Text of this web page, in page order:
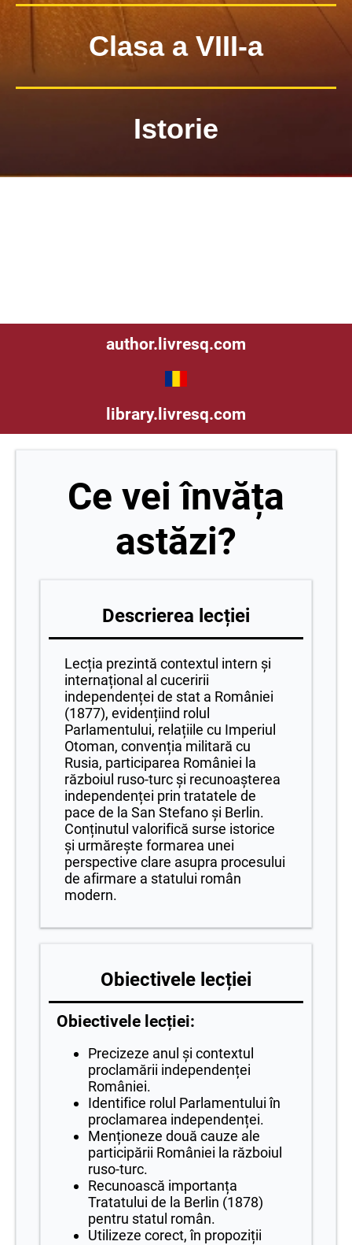
Clasa a VIII-a
Istorie
author.livresq.com
library.livresq.com
Ce vei învăța
astăzi?
Descrierea lecției
Lecția prezintă contextul intern și
internațional al cuceririi
independenței de stat a României
(1877), evidențiind rolul
Parlamentului, relațiile cu Imperiul
Otoman, convenția militară cu
Rusia, participarea României la
războiul ruso-turc și recunoașterea
independenței prin tratatele de
pace de la San Stefano și Berlin.
Conținutul valorifică surse istorice
și urmărește formarea unei
perspective clare asupra procesului
de afirmare a statului român
modern.
Obiectivele lecției
Obiectivele lecției:
Precizeze anul și contextul
proclamării independenței
României.
Identifice rolul Parlamentului în
proclamarea independenței.
Menționeze două cauze ale
participării României la războiul
ruso-turc.
Recunoască importanța
Tratatului de la Berlin (1878)
pentru statul român.
Utilizeze corect, în propoziții